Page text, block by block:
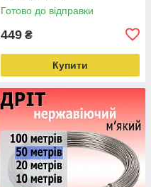
Готово до відправки
449 ₴
Купити